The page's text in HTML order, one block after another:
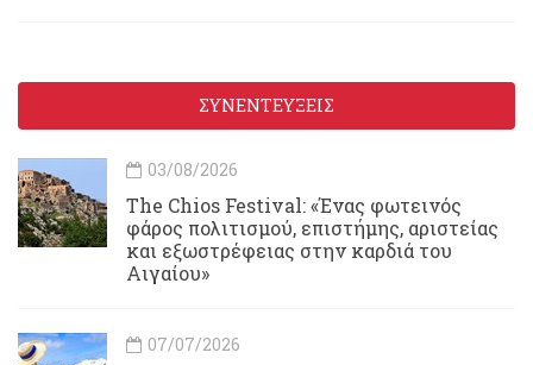
ΣΥΝΕΝΤΕΥΞΕΙΣ
03/08/2026
Τhe Chios Festival: «Ένας φωτεινός
φάρος πολιτισμού, επιστήμης, αριστείας
και εξωστρέφειας στην καρδιά του
Αιγαίου»
07/07/2026